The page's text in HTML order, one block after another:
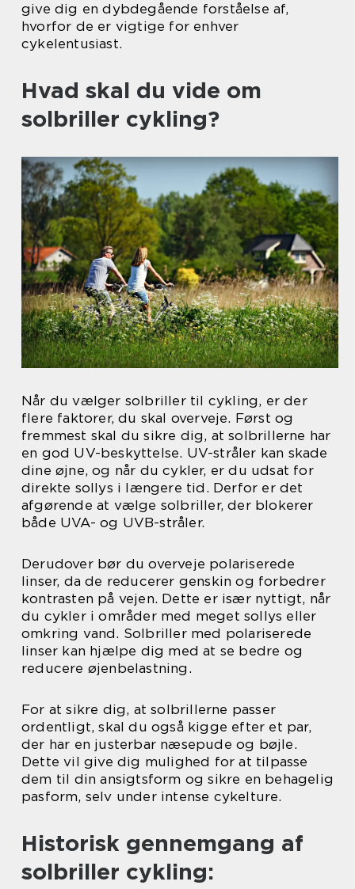
give dig en dybdegående forståelse af,
hvorfor de er vigtige for enhver
cykelentusiast.
Hvad skal du vide om
solbriller cykling?
Når du vælger solbriller til cykling, er der
flere faktorer, du skal overveje. Først og
fremmest skal du sikre dig, at solbrillerne har
en god UV-beskyttelse. UV-stråler kan skade
dine øjne, og når du cykler, er du udsat for
direkte sollys i længere tid. Derfor er det
afgørende at vælge solbriller, der blokerer
både UVA- og UVB-stråler.
Derudover bør du overveje polariserede
linser, da de reducerer genskin og forbedrer
kontrasten på vejen. Dette er især nyttigt, når
du cykler i områder med meget sollys eller
omkring vand. Solbriller med polariserede
linser kan hjælpe dig med at se bedre og
reducere øjenbelastning.
For at sikre dig, at solbrillerne passer
ordentligt, skal du også kigge efter et par,
der har en justerbar næsepude og bøjle.
Dette vil give dig mulighed for at tilpasse
dem til din ansigtsform og sikre en behagelig
pasform, selv under intense cykelture.
Historisk gennemgang af
solbriller cykling: